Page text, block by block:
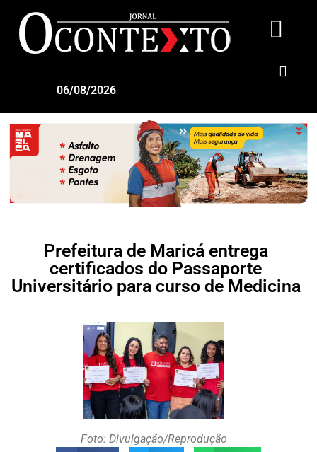
06/08/2026
Prefeitura de Maricá entrega
certificados do Passaporte
Universitário para curso de Medicina
Foto: Divulgação/Reprodução